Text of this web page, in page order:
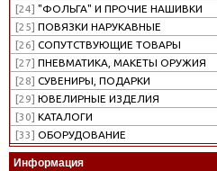
[24] "ФОЛЬГА" И ПРОЧИЕ НАШИВКИ
[25] ПОВЯЗКИ НАРУКАВНЫЕ
[26] СОПУТСТВУЮЩИЕ ТОВАРЫ
[27] ПНЕВМАТИКА, МАКЕТЫ ОРУЖИЯ
[28] СУВЕНИРЫ, ПОДАРКИ
[29] ЮВЕЛИРНЫЕ ИЗДЕЛИЯ
[30] КАТАЛОГИ
[33] ОБОРУДОВАНИЕ
Информация